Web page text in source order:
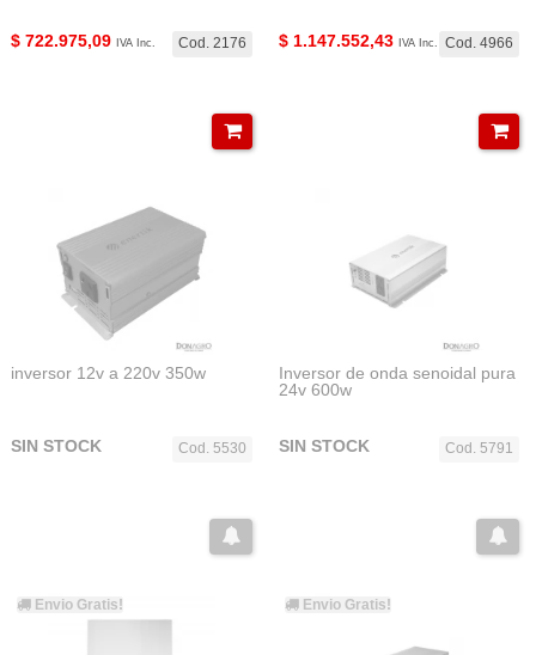
Cod. 2176
$ 722.975,09 IVA Inc. Cod. 4966
$ 1.147.552,43 IVA Inc.
inversor 12v a 220v 350w
Cod. 5530
SIN STOCK
Inversor de onda senoidal pura
24v 600w
Cod. 5791
SIN STOCK
Envio Gratis! Envio Gratis!